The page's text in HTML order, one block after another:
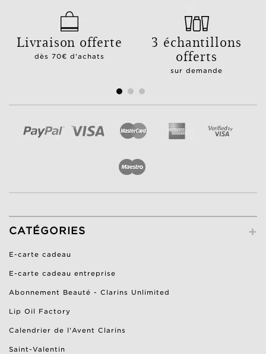
Livraison offerte
dès 70€ d'achats
3 échantillons
offerts
sur demande
+
CATÉGORIES
E-carte cadeau
E-carte cadeau entreprise
Abonnement Beauté - Clarins Unlimited
Lip Oil Factory
Calendrier de l'Avent Clarins
Saint-Valentin